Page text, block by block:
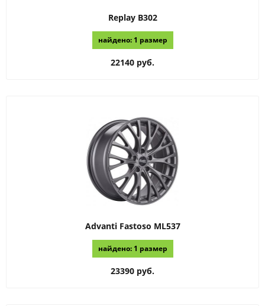
Replay B302
найдено: 1 размер
22140 руб.
Advanti Fastoso ML537
найдено: 1 размер
23390 руб.